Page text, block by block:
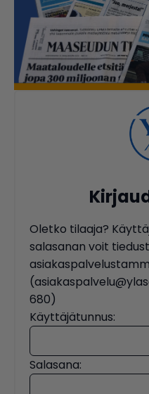
Oletko tilaaja?
salasanan voit
680)
Käyttäjätunnus:
Salasana: